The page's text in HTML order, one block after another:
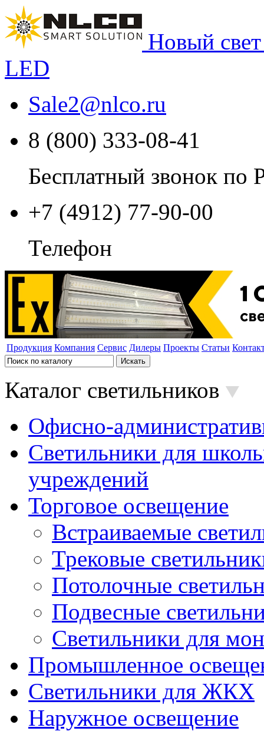
Новый
LED
Sale2@nlco.ru
8 (800) 333-08-41
Бесплатный звонок по
+7 (4912) 77-90-00
Телефон
Продукция Компания Сервис Дилеры Проекты Статьи
Каталог светильников
Офисно-
Светильники для
учреждений
Торговое освещение
Встраиваемые
Трековые
Потолочные
Подвесные
Светильники для
Промышленное
Светильники для ЖКХ
Наружное освещение